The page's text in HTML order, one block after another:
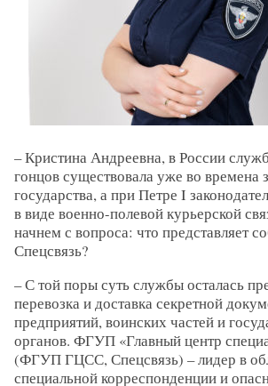
– Кристина Андреевна, в России
гонцов существовала уже во времена
государства, а при Петре I
в виде военно-полевой курьерской
начнем с вопроса: что представляет
Спецсвязь?
– С той поры суть службы осталась
перевозка и доставка секретной
предприятий, воинских частей и
органов. ФГУП «Главный центр
(ФГУП ГЦСС, Спецсвязь) – лидер в
специальной корреспонденции и